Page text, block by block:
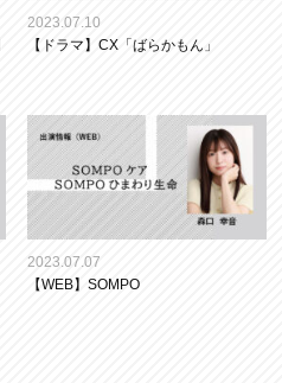
2023.07.10
【ドラマ】CX「ばらかもん」
2023.07.07
【WEB】SOMPO